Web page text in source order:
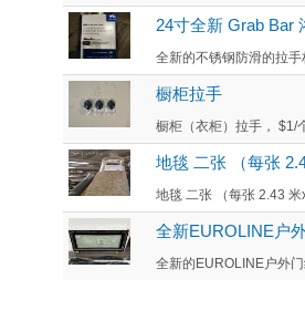
24寸全新 Grab Bar
全新的不锈钢防滑的拉
橱柜拉手
橱柜（衣柜）拉手， $1/
地毯 二张 （每张
地毯 二张 （每张 2.43
全新EUROLINE户
全新的EUROLINE户外